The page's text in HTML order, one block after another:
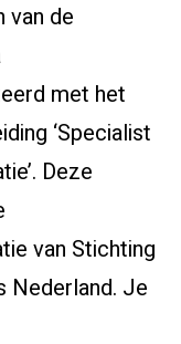
van de
met het
‘Specialist
Deze
van Stichting
Nederland. Je